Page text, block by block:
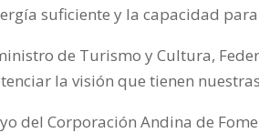
suficiente y la capacidad
de Turismo y Cultura,
la visión que tienen
del Corporación Andina de